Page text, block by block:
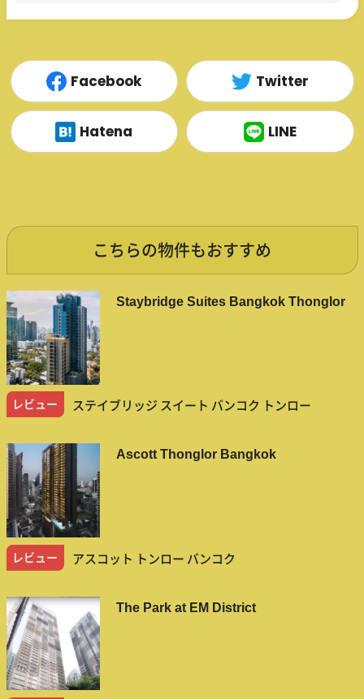
Facebook Twitter
Hatena LINE
こちらの物件もおすすめ
Staybridge Suites Bangkok Thonglor
レビュー ステイブリッジ スイート バンコク トンロー
Ascott Thonglor Bangkok
レビュー アスコット トンロー バンコク
The Park at EM District